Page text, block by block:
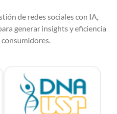
de redes sociales con IA,
generar insights y eficiencia